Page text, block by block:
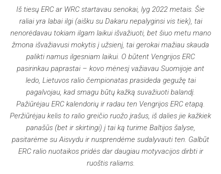
Iš tiesų ERC ar WRC startavau senokai, lyg 2022 metais. Šie
raliai yra labai ilgi (aišku su Dakaru nepalyginsi vis tiek), tai
nenorėdavau tokiam ilgam laikui išvažiuoti, bet šiuo metu mano
žmona išvažiavusi mokytis į užsienį, tai gerokai mažiau skauda
palikti namus ilgesniam laikui. O būtent Vengrijos ERC
pasirinkau paprastai – kovo mėnesį važiavau Suomijoje ant
ledo, Lietuvos ralio čempionatas prasideda gegužę tai
pagalvojau, kad smagu būtų kažką suvažiuoti balandį.
Pažiūrėjau ERC kalendorių ir radau ten Vengrijos ERC etapą.
Peržiūrėjau kelis to ralio greičio ruožo įrašus, iš dalies jie kažkiek
panašūs (bet ir skirtingi) į tai ką turime Baltijos šalyse,
pasitarėme su Aisvydu ir nusprendėme sudalyvauti ten. Galbūt
ERC ralio nuotaikos pridės dar daugiau motyvacijos dirbti ir
ruoštis raliams.